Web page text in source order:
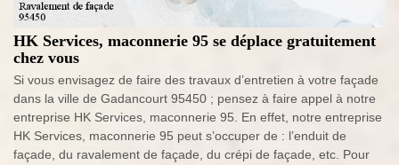
HK Services, maconnerie 95 se déplace gratuitement
chez vous
Si vous envisagez de faire des travaux d’entretien à votre façade
dans la ville de Gadancourt 95450 ; pensez à faire appel à notre
entreprise HK Services, maconnerie 95. En effet, notre entreprise
HK Services, maconnerie 95 peut s’occuper de : l’enduit de
façade, du ravalement de façade, du crépi de façade, etc. Pour